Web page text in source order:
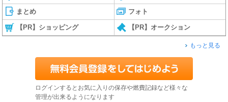
まとめ フォト
【PR】ショッピング 【PR】オークション
もっと見る
ログインするとお気に入りの保存や燃費記録など様々な
管理が出来るようになります